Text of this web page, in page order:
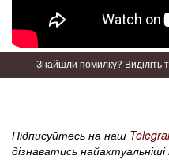
Знайшли помилку? Виділіть
Підписуйтесь на наш
дізнаватись